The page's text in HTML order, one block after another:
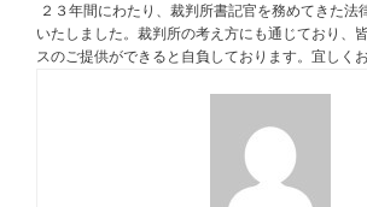
２３年間にわたり、裁判所書記官を務めてきた法
いたしました。裁判所の考え方にも通じており、
スのご提供ができると自負しております。宜しく